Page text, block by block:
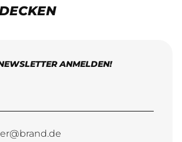
ANMELDEN!